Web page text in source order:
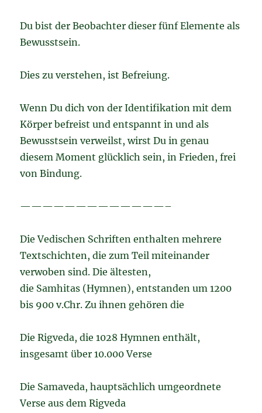
Du bist der Beobachter dieser fünf Elemente als
Bewusstsein.
Dies zu verstehen, ist Befreiung.
Wenn Du dich von der Identifikation mit dem
Körper befreist und entspannt in und als
Bewusstsein verweilst, wirst Du in genau
diesem Moment glücklich sein, in Frieden, frei
von Bindung.
—————————————–
Die Vedischen Schriften enthalten mehrere
Textschichten, die zum Teil miteinander
verwoben sind. Die ältesten,
die Samhitas (Hymnen), entstanden um 1200
bis 900 v.Chr. Zu ihnen gehören die
Die Rigveda, die 1028 Hymnen enthält,
insgesamt über 10.000 Verse
Die Samaveda, hauptsächlich umgeordnete
Verse aus dem Rigveda